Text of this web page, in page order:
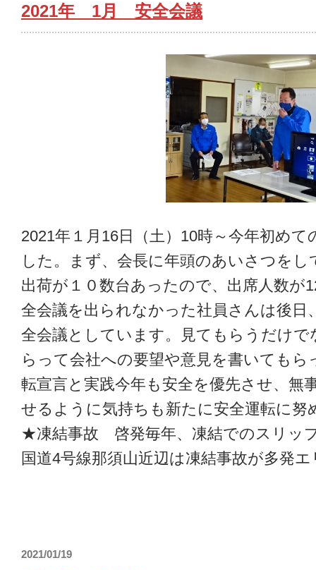
2021年 1月 安全会議
2021年１月16日（土）10時～今年初め
した。まず、会長に年頭のあいさつを
出荷が１０数台あったので、出席人数が
全会議を出られなかった社員さんは後
全会議としています。見てもらうだけ
らって会社への要望や意見を書いてもら
転宣言と実践今年も安全を優先させ、無
せるように気持ちも新たに安全運転に
★凍結事故 啓発毎年、凍結でのスリッ
国道4号線那須山近辺は凍結事故が多発
2021/01/19